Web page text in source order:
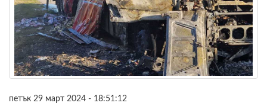
петък 29 март 2024 - 18:51:12